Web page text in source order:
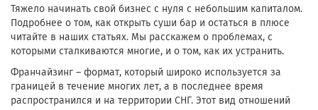
Тяжело начинать свой бизнес с нуля с небольшим капиталом.
Подробнее о том, как открыть суши бар и остаться в плюсе
читайте в наших статьях. Мы расскажем о проблемах, с
которыми сталкиваются многие, и о том, как их устранить.
Франчайзинг – формат, который широко используется за
границей в течение многих лет, а в последнее время
распространился и на территории СНГ. Этот вид отношений